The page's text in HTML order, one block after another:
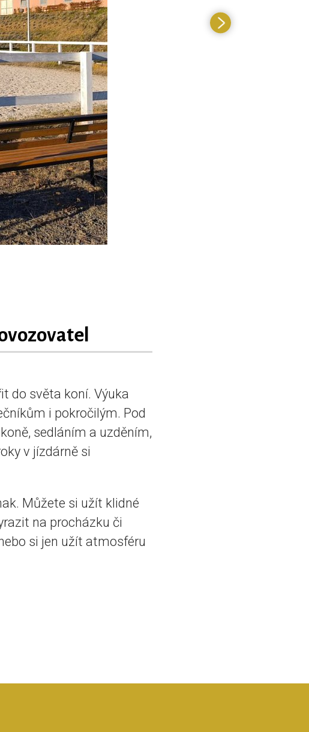
do světa koní. Výuka
i pokročilým. Pod
sedláním a uzděním,
v jízdárně si
Můžete si užít klidné
na procházku či
si jen užít atmosféru